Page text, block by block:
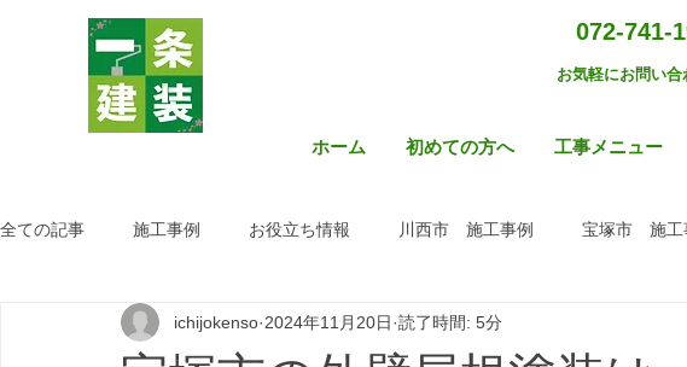
072-741-
お気軽にお問い合
ホーム 初めての方へ 工事メニュー
全ての記事 施工事例 お役立ち情報 川西市 施工事例 宝塚市 施工
ichijokenso 2024年11月20日 読了時間: 5分